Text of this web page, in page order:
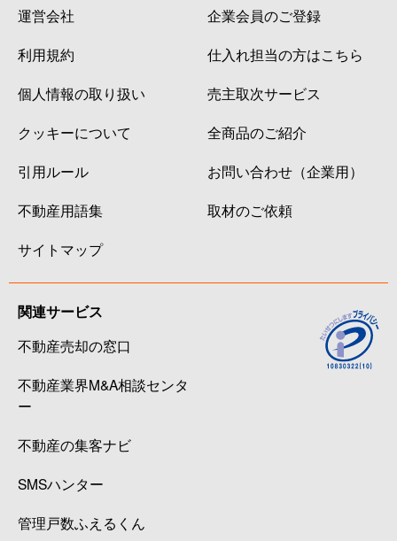
運営会社
利用規約
個人情報の取り扱い
クッキーについて
引用ルール
不動産用語集
サイトマップ
企業会員のご登録
仕入れ担当の方はこちら
売主取次サービス
全商品のご紹介
お問い合わせ（企業用）
取材のご依頼
関連サービス
不動産売却の窓口
不動産業界M&A相談センタ
ー
不動産の集客ナビ
SMSハンター
管理戸数ふえるくん